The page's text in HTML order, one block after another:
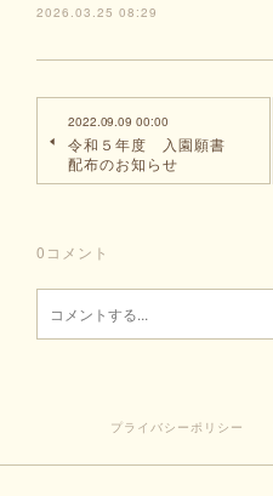
2026.03.25 08:29
2022.09.09 00:00
令和５年度 入園願書
配布のお知らせ
0 コメント
プライバシーポリシー